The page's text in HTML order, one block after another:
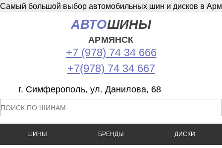
Самый большой выбор автомобильных шин и дисков в
АВТОШИНЫ
АРМЯНСК
+7 (978) 74 34 666
+7(978) 74 34 667
г. Симферополь, ул. Данилова, 68
ШИНЫ БРЕНДЫ ДИСКИ